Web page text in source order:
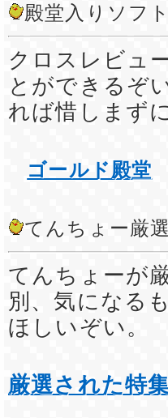
殿堂入りソフ
クロスレビュ
とができるぞ
れば惜しまず
ゴールド殿堂
てんちょー厳
てんちょーが
別、気になる
ほしいぞい。
厳選された特